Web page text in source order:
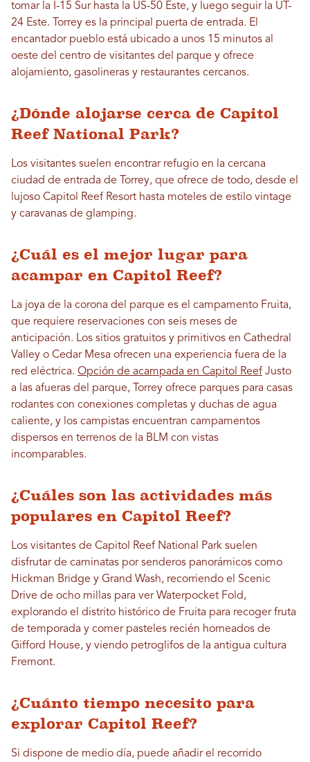
tomar la I-15 Sur hasta la US-50 Este, y luego seguir la UT-
24 Este. Torrey es la principal puerta de entrada. El
encantador pueblo está ubicado a unos 15 minutos al
oeste del centro de visitantes del parque y ofrece
alojamiento, gasolineras y restaurantes cercanos.
¿Dónde alojarse cerca de Capitol
Reef National Park?
Los visitantes suelen encontrar refugio en la cercana
ciudad de entrada de Torrey, que ofrece de todo, desde el
lujoso Capitol Reef Resort hasta moteles de estilo vintage
y caravanas de glamping.
¿Cuál es el mejor lugar para
acampar en Capitol Reef?
La joya de la corona del parque es el campamento Fruita,
que requiere reservaciones con seis meses de
anticipación. Los sitios gratuitos y primitivos en Cathedral
Valley o Cedar Mesa ofrecen una experiencia fuera de la
red eléctrica. Opción de acampada en Capitol Reef Justo
a las afueras del parque, Torrey ofrece parques para casas
rodantes con conexiones completas y duchas de agua
caliente, y los campistas encuentran campamentos
dispersos en terrenos de la BLM con vistas
incomparables.
¿Cuáles son las actividades más
populares en Capitol Reef?
Los visitantes de Capitol Reef National Park suelen
disfrutar de caminatas por senderos panorámicos como
Hickman Bridge y Grand Wash, recorriendo el Scenic
Drive de ocho millas para ver Waterpocket Fold,
explorando el distrito histórico de Fruita para recoger fruta
de temporada y comer pasteles recién horneados de
Gifford House, y viendo petroglifos de la antigua cultura
Fremont.
¿Cuánto tiempo necesito para
explorar Capitol Reef?
Si dispone de medio día, puede añadir el recorrido